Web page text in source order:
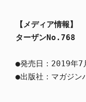
【メディア情報】
ターザンNo.768
●発売日：2019年7
●出版社：マガジン